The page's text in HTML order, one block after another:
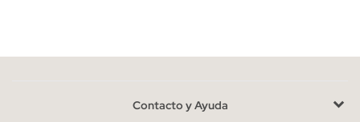
He leído y entiendo lapolítica de privacidad
Contacto y Ayuda